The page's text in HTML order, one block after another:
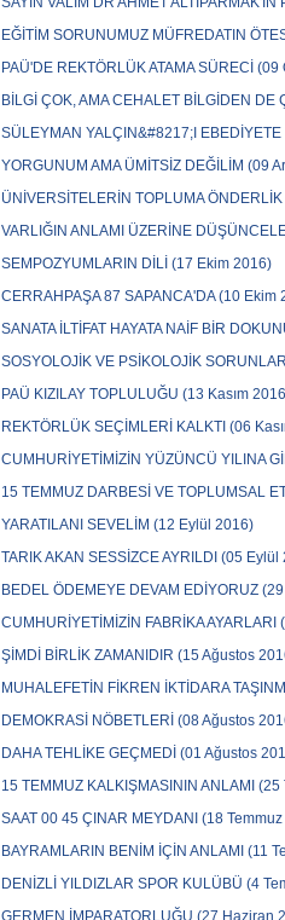
EĞİTİM SORUNUMUZ MÜFREDATIN
PAÜ'DE REKTÖRLÜK ATAMA SÜRECİ
BİLGİ ÇOK, AMA CEHALET BİLGİDEN DE
SÜLEYMAN YALÇIN&#8217;I
YORGUNUM AMA ÜMİTSİZ DEĞİLİM (09
ÜNİVERSİTELERİN TOPLUMA
VARLIĞIN ANLAMI ÜZERİNE
SEMPOZYUMLARIN DİLİ (17 Ekim 2016)
CERRAHPAŞA 87 SAPANCA'DA (10 Ekim
SANATA İLTİFAT HAYATA NAİF BİR
SOSYOLOJİK VE PSİKOLOJİK
PAÜ KIZILAY TOPLULUĞU (13 Kasım
REKTÖRLÜK SEÇİMLERİ KALKTI (06
CUMHURİYETİMİZİN YÜZÜNCÜ YILINA
15 TEMMUZ DARBESİ VE TOPLUMSAL
YARATILANI SEVELİM (12 Eylül 2016)
TARIK AKAN SESSİZCE AYRILDI (05 Eylül
BEDEL ÖDEMEYE DEVAM EDİYORUZ
CUMHURİYETİMİZİN FABRİKA
ŞİMDİ BİRLİK ZAMANIDIR (15 Ağustos
MUHALEFETİN FİKREN İKTİDARA
DEMOKRASİ NÖBETLERİ (08 Ağustos
DAHA TEHLİKE GEÇMEDİ (01 Ağustos
15 TEMMUZ KALKIŞMASININ ANLAMI
SAAT 00 45 ÇINAR MEYDANI (18
BAYRAMLARIN BENİM İÇİN ANLAMI (11
DENİZLİ YILDIZLAR SPOR KULÜBÜ (4
GERMEN İMPARATORLUĞU (27 Haziran